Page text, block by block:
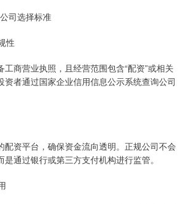
司选择标准
性
商营业执照，且经营范围包含“配资”或相关
资者通过国家企业信用信息公示系统查询公司
配资平台，确保资金流向透明。正规公司不会
通过银行或第三方支付机构进行监管。